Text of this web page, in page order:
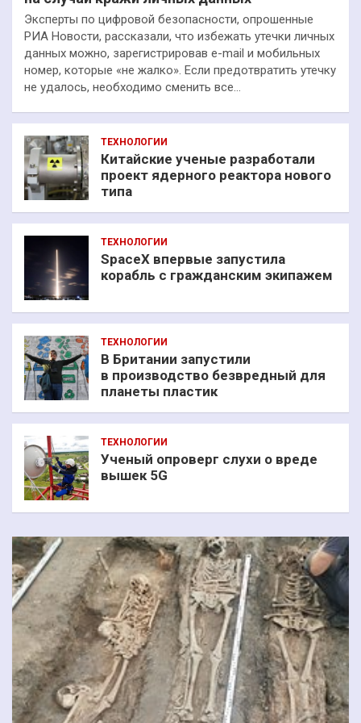
Эксперты по цифровой безопасности, опрошенные
РИА Новости, рассказали, что избежать утечки личных
данных можно, зарегистрировав e-mail и мобильных
номер, которые «не жалко». Если предотвратить утечку
не удалось, необходимо сменить все…
ТЕХНОЛОГИИ
Китайские ученые разработали
проект ядерного реактора нового
типа
ТЕХНОЛОГИИ
SpaceX впервые запустила
корабль с гражданским экипажем
ТЕХНОЛОГИИ
В Британии запустили
в производство безвредный для
планеты пластик
ТЕХНОЛОГИИ
Ученый опроверг слухи о вреде
вышек 5G